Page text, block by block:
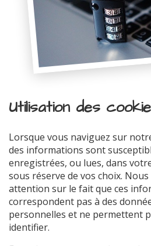
Utilisation des
Lorsque vous naviguez sur
des informations sont
enregistrées, ou lues, dans
sous réserve de vos choix.
attention sur le fait que ces
correspondent pas à des
personnelles et ne permettent
identifier.